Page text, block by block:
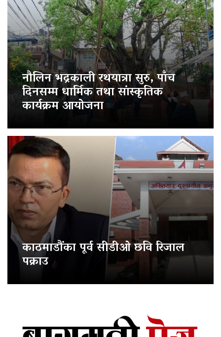
नौलिन भद्रकाली रथयात्रा सुरु, पाँच
दिनसम्म धार्मिक तथा सांस्कृतिक
कार्यक्रम आयोजना
काठमाडौंका पूर्व सीडीओ छवि रिजाल
पक्राउ